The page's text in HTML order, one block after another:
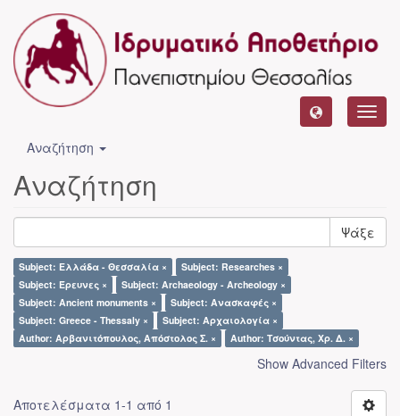
Αναζήτηση
Αναζήτηση
Ψάξε
Subject: Ελλάδα - Θεσσαλία ×
Subject: Researches ×
Subject: Έρευνες ×
Subject: Archaeology - Archeology ×
Subject: Ancient monuments ×
Subject: Ανασκαφές ×
Subject: Greece - Thessaly ×
Subject: Αρχαιολογία ×
Author: Αρβανιτόπουλος, Απόστολος Σ. ×
Author: Τσούντας, Χρ. Δ. ×
Show Advanced Filters
Αποτελέσματα 1-1 από 1